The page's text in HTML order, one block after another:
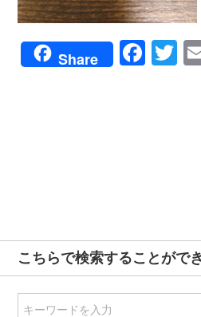
Share
こちらで検索することがで
キーワードを入力